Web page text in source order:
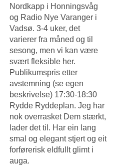
Nordkapp i Honningsvåg
og Radio Nye Varanger i
Vadsø. 3-4 uker, det
varierer fra måned og til
sesong, men vi kan være
svært fleksible her.
Publikumspris etter
avstemning (se egen
beskrivelse) 17:30-18:30
Rydde Ryddeplan. Jeg har
nok overrasket Dem stærkt,
lader det til. Har ein lang
smal og elegant stjert og eit
forførerisk eldfullt glimt i
auga.